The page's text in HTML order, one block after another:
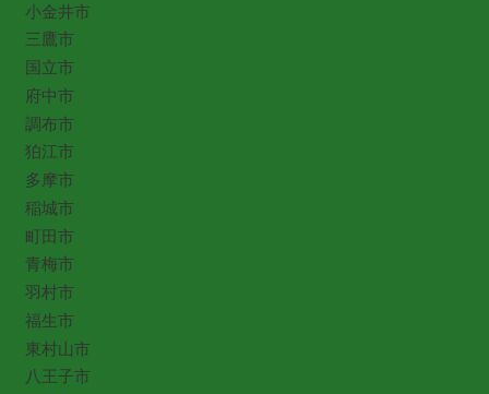
小金井市
三鷹市
国立市
府中市
調布市
狛江市
多摩市
稲城市
町田市
青梅市
羽村市
福生市
東村山市
八王子市